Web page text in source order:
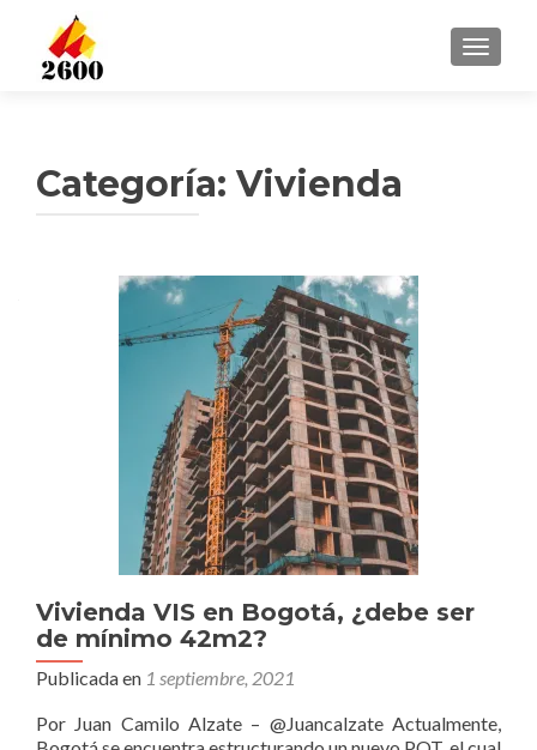
Categoría: Vivienda
Vivienda VIS en Bogotá, ¿debe ser
de mínimo 42m2?
Publicada en 1 septiembre, 2021
Por Juan Camilo Alzate – @Juancalzate Actualmente,